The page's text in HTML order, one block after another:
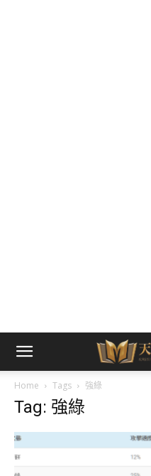
Home Tags 強綠
Tag: 強綠